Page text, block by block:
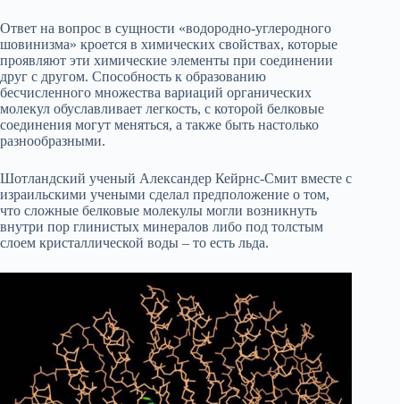
Ответ на вопрос в сущности «водородно-углеродного
шовинизма» кроется в химических свойствах, которые
проявляют эти химические элементы при соединении
друг с другом. Способность к образованию
бесчисленного множества вариаций органических
молекул обуславливает легкость, с которой белковые
соединения могут меняться, а также быть настолько
разнообразными.
Шотландский ученый Александер Кейрнс-Смит вместе с
израильскими учеными сделал предположение о том,
что сложные белковые молекулы могли возникнуть
внутри пор глинистых минералов либо под толстым
слоем кристаллической воды – то есть льда.